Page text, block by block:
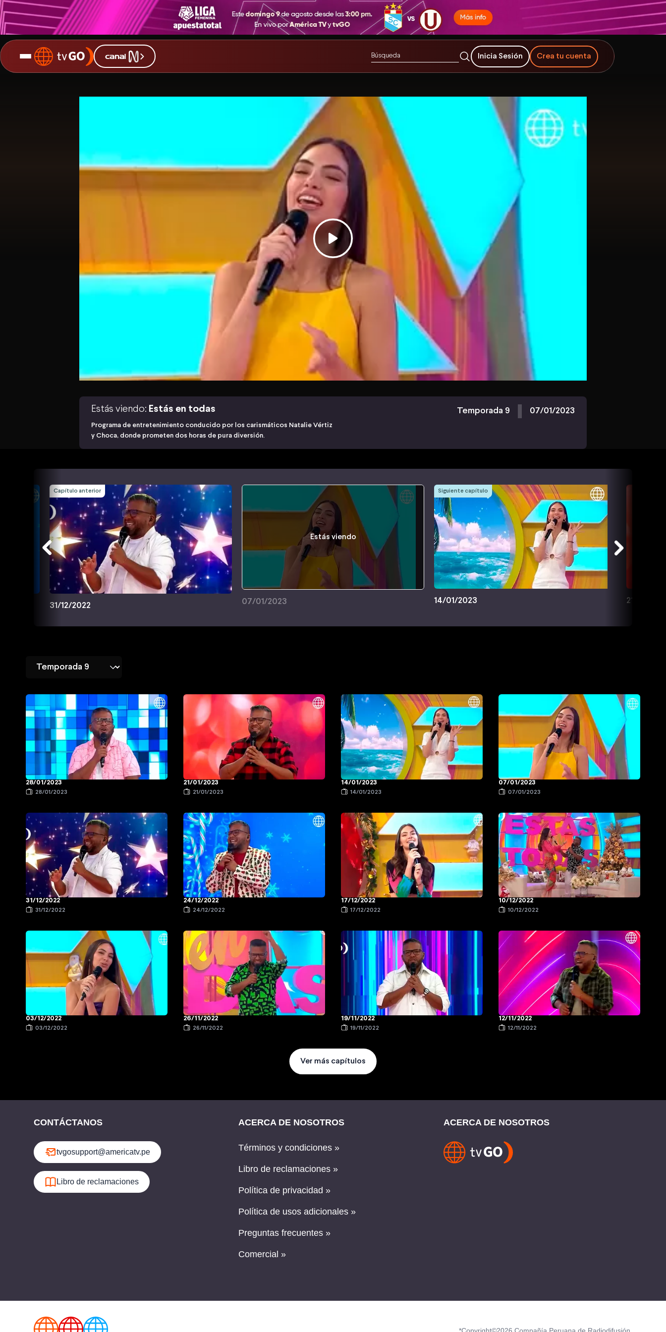
Inicia Sesión Crea tu cuenta
Estás viendo: Estás en todas
Programa de entretenimiento conducido por los carismáticos Natalie Vértiz
y Choca, donde prometen dos horas de pura diversión.
Temporada 9 07/01/2023
Capítulo anterior
31/12/2022
Estás viendo
07/01/2023
Siguiente capítulo
14/01/2023 21/01/
28/01/2023
28/01/2023
21/01/2023
21/01/2023
14/01/2023
14/01/2023
07/01/2023
07/01/2023
31/12/2022
31/12/2022
24/12/2022
24/12/2022
17/12/2022
17/12/2022
10/12/2022
10/12/2022
03/12/2022
03/12/2022
26/11/2022
26/11/2022
19/11/2022
19/11/2022
12/11/2022
12/11/2022
Ver más capítulos
CONTÁCTANOS
tvgosupport@americatv.pe
Libro de reclamaciones
ACERCA DE NOSOTROS
Términos y condiciones »
Libro de reclamaciones »
Política de privacidad »
Política de usos adicionales »
Preguntas frecuentes »
Comercial »
ACERCA DE NOSOTROS